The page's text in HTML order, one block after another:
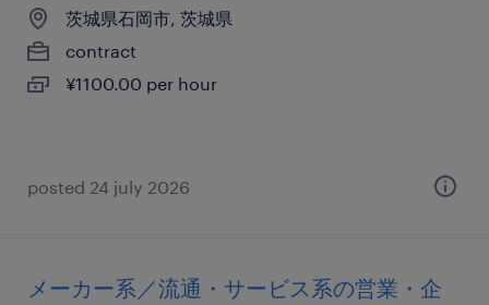
茨城県石岡市, 茨城県
contract
¥1100.00 per hour
posted 24 july 2026
メーカー系／流通・サービス系の営業・企